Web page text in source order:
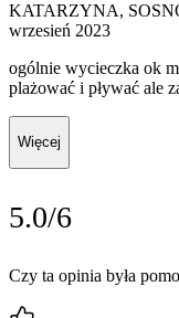
KATARZYNA,
wrzesień 2023
ogólnie wycieczka ok
plażować i pływać ale
Więcej
5.0/6
Czy ta opinia była